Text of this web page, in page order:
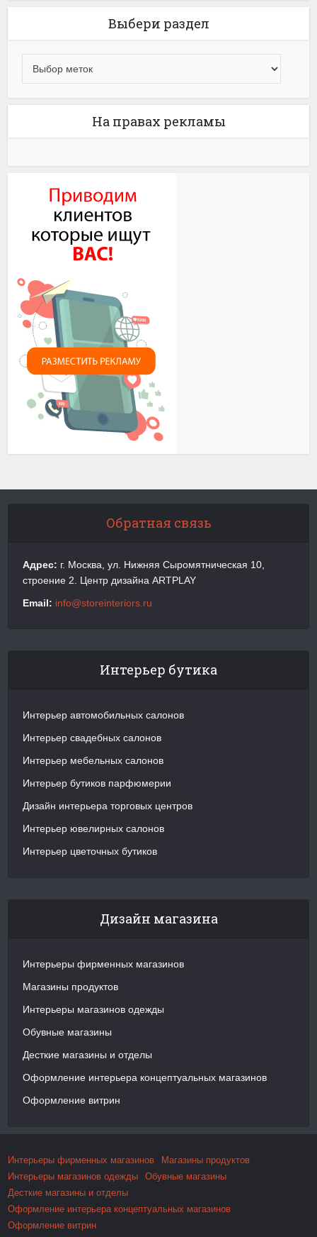
Выбери раздел
На правах рекламы
Обратная связь
Адрес: г. Москва, ул. Нижняя Сыромятническая 10,
строение 2. Центр дизайна ARTPLAY
Email: info@storeinteriors.ru
Интерьер бутика
Интерьер автомобильных салонов
Интерьер свадебных салонов
Интерьер мебельных салонов
Интерьер бутиков парфюмерии
Дизайн интерьера торговых центров
Интерьер ювелирных салонов
Интерьер цветочных бутиков
Дизайн магазина
Интерьеры фирменных магазинов
Магазины продуктов
Интерьеры магазинов одежды
Обувные магазины
Десткие магазины и отделы
Оформление интерьера концептуальных магазинов
Оформление витрин
Интерьеры фирменных магазинов
Магазины продуктов
Интерьеры магазинов одежды
Обувные магазины
Десткие магазины и отделы
Оформление интерьера концептуальных магазинов
Оформление витрин